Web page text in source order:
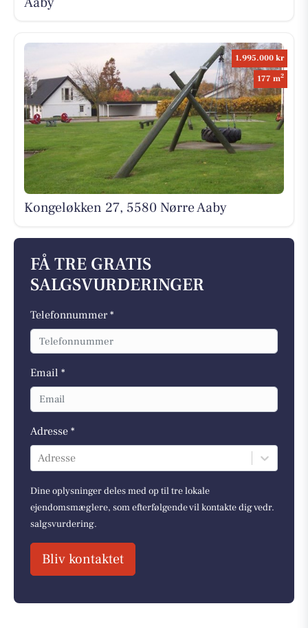
1.995.000 kr
177 m2
Kongeløkken 27, 5580 Nørre Aaby
FÅ TRE GRATIS
SALGSVURDERINGER
Telefonnummer *
Email *
Adresse *
Adresse
Dine oplysninger deles med op til tre lokale
ejendomsmæglere, som efterfølgende vil kontakte dig vedr.
salgsvurdering.
Bliv kontaktet